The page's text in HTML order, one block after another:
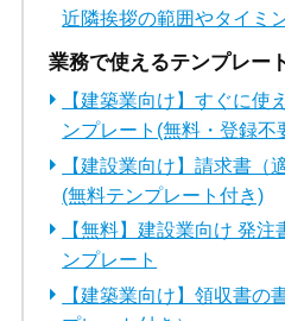
近隣挨拶の範囲やタイミ
業務で使えるテンプレー
【建築業向け】すぐに使
ンプレート(無料・登録不
【建設業向け】請求書（
(無料テンプレート付き)
【無料】建設業向け 発
ンプレート
【建築業向け】領収書の